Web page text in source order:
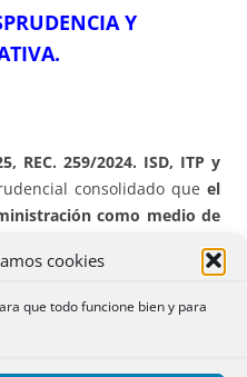
cookies
que todo funcione bien y para
Y
REC. 259/2024. ISD, ITP y
consolidado que el
como medio de
que no se permita el